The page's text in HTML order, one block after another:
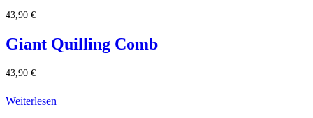
43,90 €
Giant Quilling Comb
43,90 €
Weiterlesen